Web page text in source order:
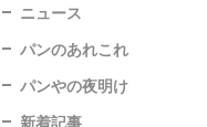
ニュース
パンのあれこれ
パンやの夜明け
新着記事